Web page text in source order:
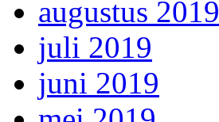
augustus 2019
juli 2019
juni 2019